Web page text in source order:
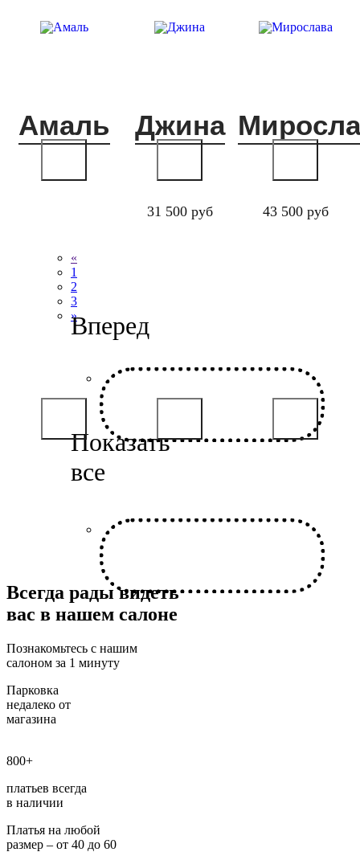
Амаль
31 500 руб
Джина
43 500 руб
«
1
2
3
»
Всегда рады видеть
вас в нашем салоне
Познакомьтесь с нашим
салоном за 1 минуту
Парковка
недалеко от
магазина
800+
платьев всегда
в наличии
Платья на любой
размер – от 40 до 60